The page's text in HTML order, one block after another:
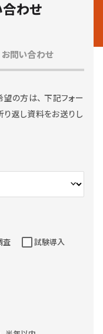
わせ
お問い合わせ
の方は、下記フォー
り返し資料をお送りし
査 試験導入